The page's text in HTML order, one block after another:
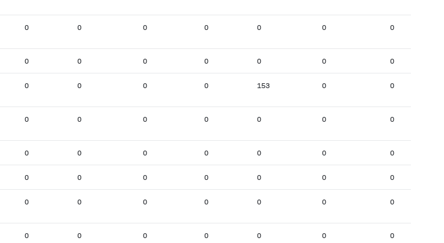
0 0 0 0 0 0 0
0 0 0 0 0 0 0
0 0 0 0 153 0 0
0 0 0 0 0 0 0
0 0 0 0 0 0 0
0 0 0 0 0 0 0
0 0 0 0 0 0 0
0 0 0 0 0 0 0